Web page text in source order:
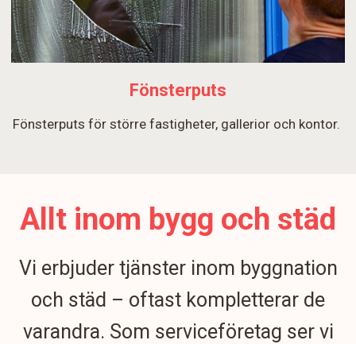
Fönsterputs
Fönsterputs för större fastigheter, gallerior och kontor.
Allt inom bygg och städ
Vi erbjuder tjänster inom byggnation
och städ – oftast kompletterar de
varandra. Som serviceföretag ser vi